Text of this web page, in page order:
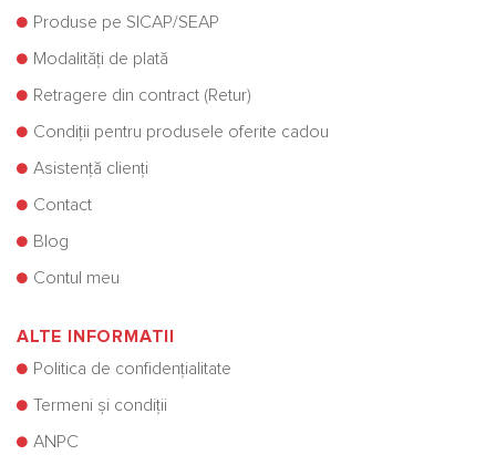
Produse pe SICAP/SEAP
Modalități de plată
Retragere din contract (Retur)
Condiții pentru produsele oferite cadou
Asistență clienți
Contact
Blog
Contul meu
ALTE INFORMATII
Politica de confidențialitate
Termeni și condiții
ANPC